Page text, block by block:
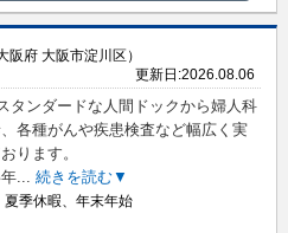
阪府 大阪市淀川区）
更新日:2026.08.06
タンダードな人間ドックから婦人科
各種がんや疾患検査など幅広く実
ります。
... 続きを読む▼
季休暇、年末年始